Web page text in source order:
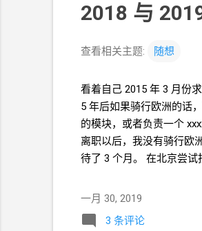
2018 与
查看相关主题: 随想
看着自己 2015 年 3 月份
5 年后如果骑行欧洲的话
的模块，或者负责一个
离职以后，我没有骑行欧
待了 3 个月。 在北京尝试
沟。我们慢慢没有了共
打动了。但，其实我是
时期就是中学时期、HW
一月 30, 2019
3 条评论